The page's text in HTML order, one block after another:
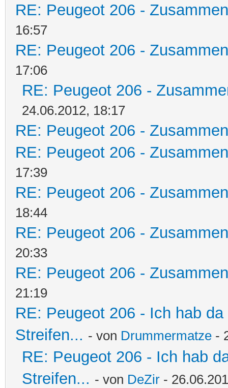
RE: Peugeot 206 -
16:57
RE: Peugeot 206 -
17:06
RE: Peugeot 206 -
24.06.2012, 18:17
RE: Peugeot 206 -
RE: Peugeot 206 -
17:39
RE: Peugeot 206 -
18:44
RE: Peugeot 206 -
20:33
RE: Peugeot 206 -
21:19
RE: Peugeot 206 - Ich hab
Streifen... - von Drummermatze -
RE: Peugeot 206 - Ich hab
Streifen... - von DeZir -